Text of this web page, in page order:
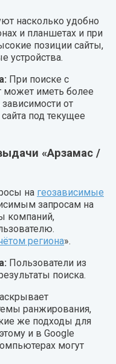
насколько удобно
и планшетах и при
позиции сайты,
устройства.
При поиске с
может иметь более
от
под текущее
«Арзамас /
на геозависимые
запросам на
компаний,
региона».
Пользователи из
поиска.
ранжирования,
же подходы для
и в Google
могут